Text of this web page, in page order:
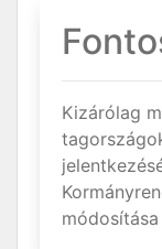
Kizárólag